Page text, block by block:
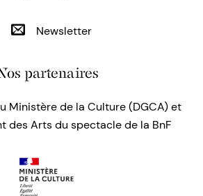
Newsletter
partenaires
Ministère de la Culture (DGCA) et
des Arts du spectacle de la BnF